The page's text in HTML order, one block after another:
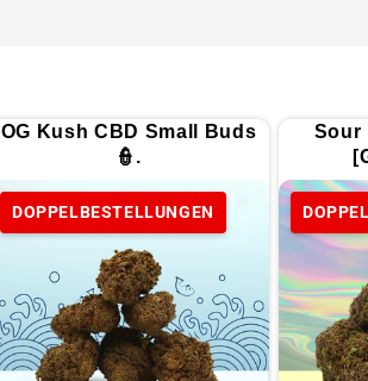
OG Kush CBD Small Buds
👮.
DOPPELBESTELLUNGEN
Sour